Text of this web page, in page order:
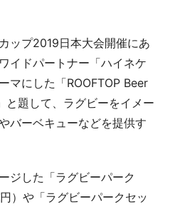
ップ2019日本大会開催にあ
イドパートナー「ハイネケ
マにした「ROOFTOP Beer
と題して、ラグビーをイメー
バーベキューなどを提供す
ジした「ラグビーパーク
）や「ラグビーパークセッ